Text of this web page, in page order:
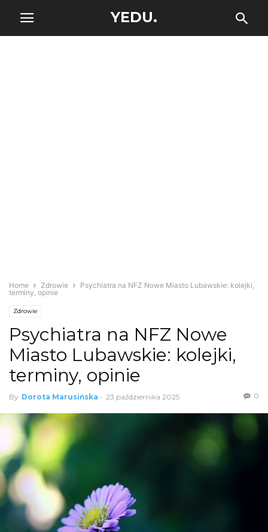
YEDU.
Home Zdrowie
Psychiatra na NFZ Nowe Miasto Lubawskie: kolejki,
terminy, opinie
Zdrowie
Psychiatra na NFZ Nowe
Miasto Lubawskie: kolejki,
terminy, opinie
By Dorota Marusińska - 23 października 2025 0